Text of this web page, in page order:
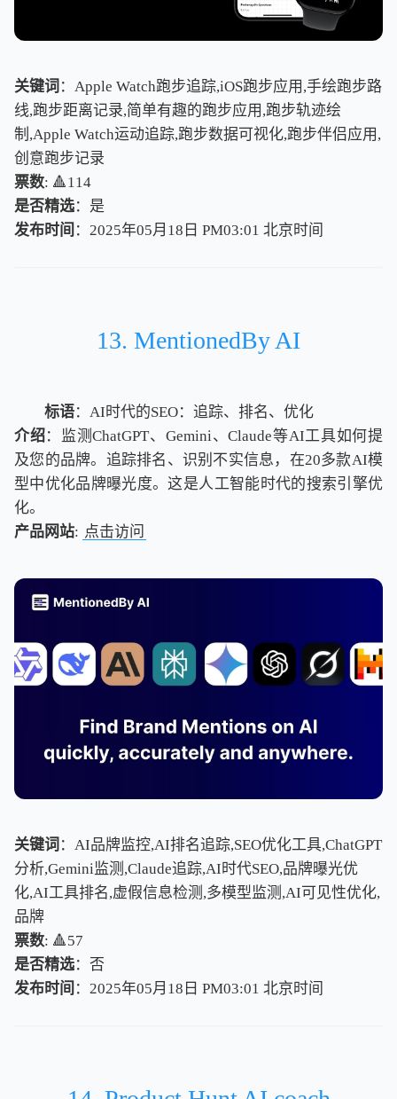
关键词 ：Apple Watch跑步追踪,iOS跑步应用,手绘跑步路
线,跑步距离记录,简单有趣的跑步应用,跑步轨迹绘
制,Apple Watch运动追踪,跑步数据可视化,跑步伴侣应用,
创意跑步记录
票数: 🔺114
是否精选：是
发布时间 ：2025年05月18日 PM03:01 北京时间
北京时间
13. MentionedBy AI
标语：AI时代的SEO：追踪、排名、优化
介绍：监测ChatGPT、Gemini、Claude等AI工具如何提
及您的品牌。追踪排名、识别不实信息，在20多款AI模
型中优化品牌曝光度。这是人工智能时代的搜索引擎优
化。
产品网站: 点击访问
关键词 ：AI品牌监控,AI排名追踪,SEO优化工具,ChatGPT
分析,Gemini监测,Claude追踪,AI时代SEO,品牌曝光优
化,AI工具排名,虚假信息检测,多模型监测,AI可见性优化,
品牌
票数: 🔺57
是否精选：否
发布时间 ：2025年05月18日 PM03:01 北京时间
北京时间